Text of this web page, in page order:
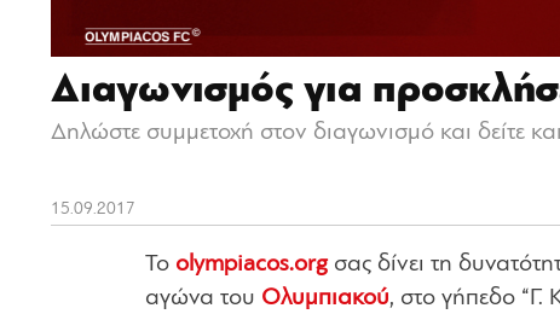
Διαγωνισμός για
Δηλώστε συμμετοχή στον διαγωνισμό και δείτε
15.09.2017
Το olympiacos.org σας δίνει τη
αγώνα του Ολυμπιακού, στο γήπεδο “Γ.